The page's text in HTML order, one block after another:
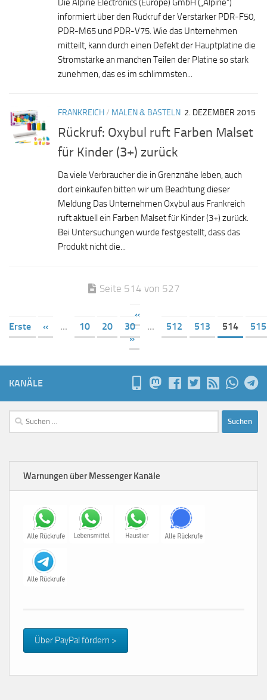
Die Alpine Electronics (Europe) GmbH („Alpine“)
informiert über den Rückruf der Verstärker PDR-F50,
PDR-M65 und PDR-V75. Wie das Unternehmen
mitteilt, kann durch einen Defekt der Hauptplatine die
Stromstärke an manchen Teilen der Platine so stark
zunehmen, das es im schlimmsten...
FRANKREICH/ MALEN & BASTELN 2. DEZEMBER 2015
Rückruf: Oxybul ruft Farben Malset
für Kinder (3+) zurück
Da viele Verbraucher die in Grenznähe leben, auch
dort einkaufen bitten wir um Beachtung dieser
Meldung Das Unternehmen Oxybul aus Frankreich
ruft aktuell ein Farben Malset für Kinder (3+) zurück.
Bei Untersuchungen wurde festgestellt, dass das
Produkt nicht die...
Seite 514 von 527
«
Erste
« ... 10 20 30 ... 512 513 514
515
»
KANÄLE
Suchen
nach:
Warnungen über Messenger Kanäle
Über PayPal fördern >